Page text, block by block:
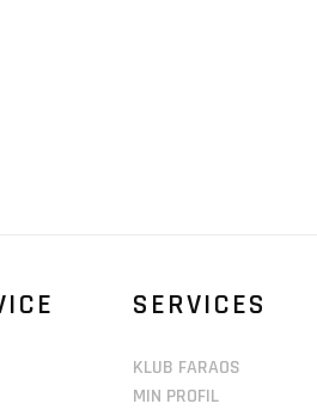
SERVICES
KLUB FARAOS
MIN PROFIL